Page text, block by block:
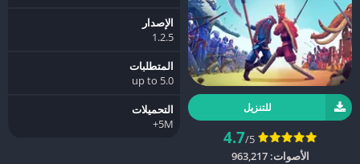
للتنزيل
4.7/5
الأصوات:963,217
الإصدار
1.2.5
المتطلبات
5.0 up to
التحميلات
5M+